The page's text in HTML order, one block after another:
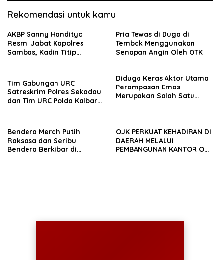
Rekomendasi untuk kamu
AKBP Sanny Handityo
Resmi Jabat Kapolres
Sambas, Kadin Titip
Pria Tewas di Duga di
Tembak Menggunakan
Senapan Angin Oleh OTK
Tim Gabungan URC
Satreskrim Polres Sekadau
dan Tim URC Polda Kalbar
Diduga Keras Aktor Utama
Perampasan Emas
Merupakan Salah Satu
Bendera Merah Putih
Raksasa dan Seribu
Bendera Berkibar di
OJK PERKUAT KEHADIRAN DI
DAERAH MELALUI
PEMBANGUNAN KANTOR OJK